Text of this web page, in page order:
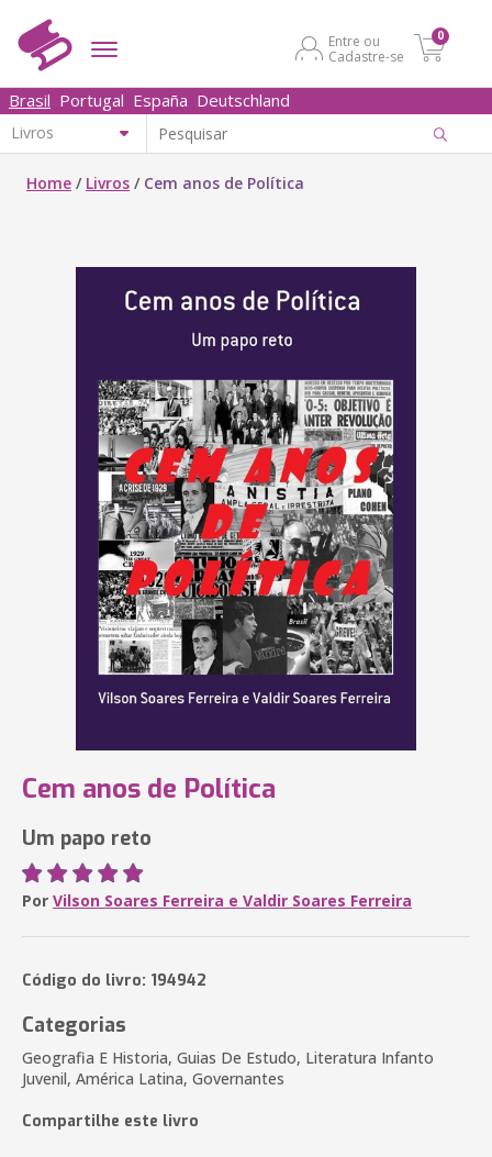
Entre ou
Cadastre-se
0
Brasil Portugal España Deutschland
Home / Livros / Cem anos de Política
Cem anos de Política
Um papo reto
Por Vilson Soares Ferreira e Valdir Soares Ferreira
Código do livro: 194942
Categorias
Geografia E Historia, Guias De Estudo, Literatura Infanto
Juvenil, América Latina, Governantes
Compartilhe este livro